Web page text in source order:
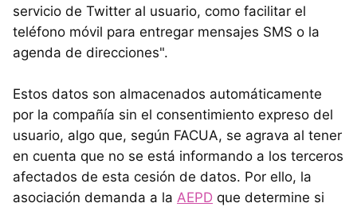
servicio de Twitter al usuario, como facilitar el
teléfono móvil para entregar mensajes SMS o la
agenda de direcciones".
Estos datos son almacenados automáticamente
por la compañía sin el consentimiento expreso del
usuario, algo que, según FACUA, se agrava al tener
en cuenta que no se está informando a los terceros
afectados de esta cesión de datos. Por ello, la
asociación demanda a la AEPD que determine si